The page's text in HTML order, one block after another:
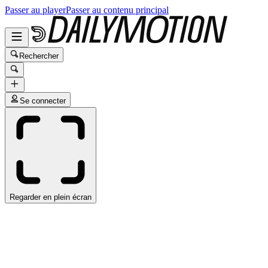
Passer au playerPasser au contenu principal
Rechercher
Se connecter
Regarder en plein écran